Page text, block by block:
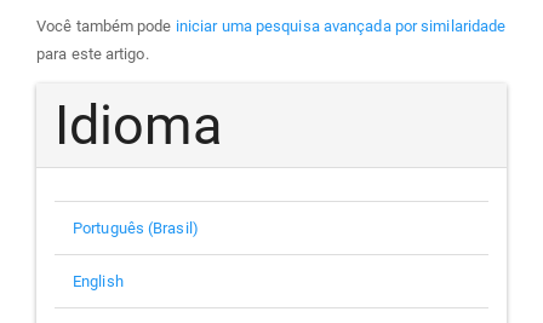
Você também pode iniciar uma pesquisa avançada por similaridade
para este artigo.
Idioma
Português (Brasil)
English